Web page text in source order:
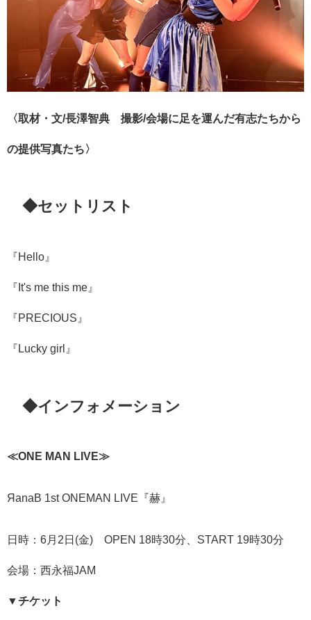
〈取材・文/長澤智典 撮影/会場に足を運んだ有志たちから
の提供写真たち〉
◆セットリスト
『Hello』
『It's me this me』
『PRECIOUS』
『Lucky girl』
◆インフォメーション
≪ONE MAN LIVE≫
ЯanaB 1st ONEMAN LIVE『赫』
日時：6月2日(金) OPEN 18時30分、START 19時30分
会場：西永福JAM
▼チケット